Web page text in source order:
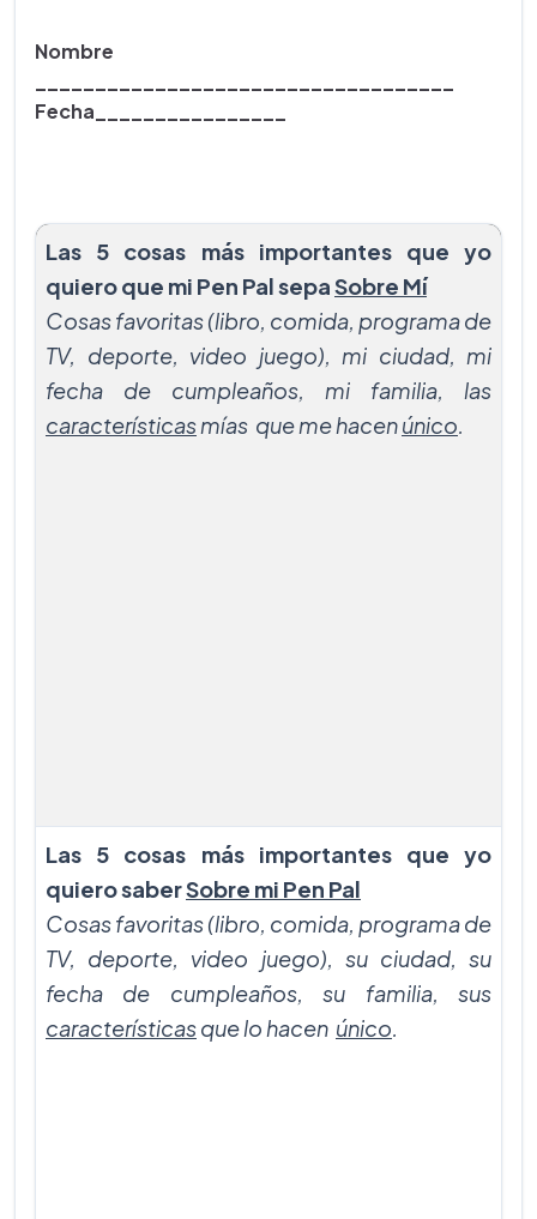
Nombre
Fecha________________
Las 5 cosas más importantes que yo
quiero que mi Pen Pal sepaSobre Mí
Cosas favoritas (libro, comida, programa de
TV, deporte, video juego), mi ciudad, mi
fecha de cumpleaños, mi familia, las
característicasmías que me hacenúnico.
Las 5 cosas más importantes que yo
quiero saberSobre mi Pen Pal
Cosas favoritas (libro, comida, programa de
TV, deporte, video juego), su ciudad, su
fecha de cumpleaños, su familia, sus
característicasque lo hacen único.